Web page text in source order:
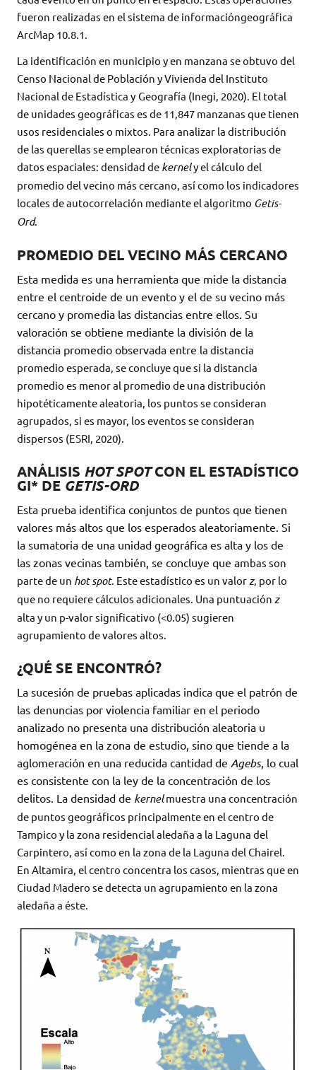
fueron realizadas en el sistema de informacióngeográfica
ArcMap 10.8.1.
La identificación en municipio y en manzana se obtuvo del
Censo Nacional de Población y Vivienda del Instituto
Nacional de Estadística y Geografía (Inegi, 2020). El total
de unidades geográficas es de 11,847 manzanas que tienen
usos residenciales o mixtos. Para analizar la distribución
de las querellas se emplearon técnicas exploratorias de
datos espaciales: densidad de kernely el cálculo del
promedio del vecino más cercano, así como los indicadores
locales de autocorrelación mediante el algoritmo Getis-
Ord.
PROMEDIO DEL VECINO MÁS CERCANO
Esta medida es una herramienta que mide la distancia
entre el centroide de un evento y el de su vecino más
cercano y promedia las distancias entre ellos. Su
valoración se obtiene mediante la división de la
distancia promedio observada entre la distancia
promedio esperada, se concluye que si la distancia
promedio es menor al promedio de una distribución
hipotéticamente aleatoria, los puntos se consideran
agrupados, si es mayor, los eventos se consideran
dispersos (ESRI, 2020).
ANÁLISIS HOT SPOTCON EL ESTADÍSTICO
GI* DE GETIS-ORD
Esta prueba identifica conjuntos de puntos que tienen
valores más altos que los esperados aleatoriamente. Si
la sumatoria de una unidad geográfica es alta y los de
las zonas vecinas también, se concluye que ambas son
parte de un hot spot. Este estadístico es un valorz, por lo
que no requiere cálculos adicionales. Una puntuación z
alta y un p-valor significativo (<0.05) sugieren
agrupamiento de valores altos.
¿QUÉ SE ENCONTRÓ?
La sucesión de pruebas aplicadas indica que el patrón de
las denuncias por violencia familiar en el periodo
analizado no presenta una distribución aleatoria u
homogénea en la zona de estudio, sino que tiende a la
aglomeración en una reducida cantidad de Agebs, lo cual
es consistente con la ley de la concentración de los
delitos. La densidad de kernelmuestra una concentración
de puntos geográficos principalmente en el centro de
Tampico y la zona residencial aledaña a la Laguna del
Carpintero, así como en la zona de la Laguna del Chairel.
En Altamira, el centro concentra los casos, mientras que en
Ciudad Madero se detecta un agrupamiento en la zona
aledaña a éste.